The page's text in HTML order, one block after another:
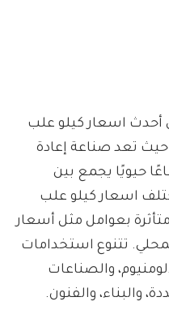
اسعار كيلو علب
حيث تعد صناعة إعادة
حيويًا يجمع بين
اسعار كيلو علب
بعوامل مثل أسعار
تتنوع استخدامات
والصناعات
والبناء، والفنون.